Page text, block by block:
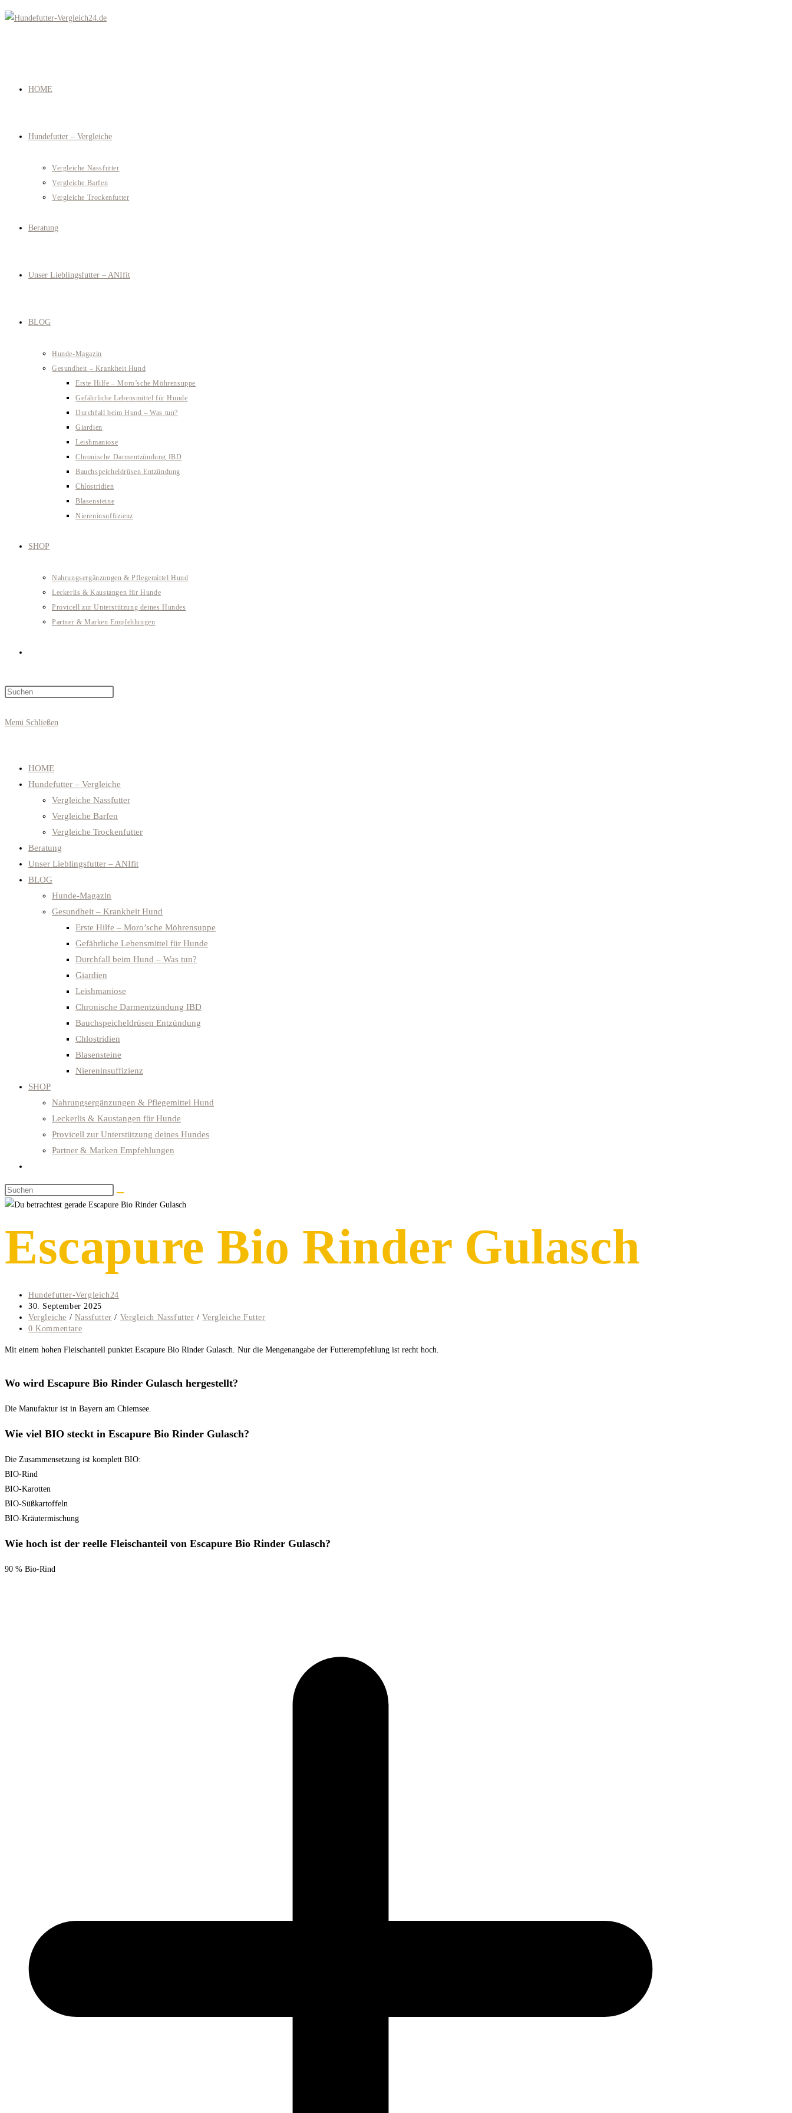
Zum
HOME
Hundefutter – Vergleiche
Vergleiche Nassfutter
Vergleiche Barfen
Vergleiche Trockenfutter
Beratung
Unser Lieblingsfutter – ANIfit
BLOG
Hunde-Magazin
Gesundheit – Krankheit Hund
Erste Hilfe – Moro’sche Möhrensuppe
Gefährliche Lebensmittel für Hunde
Durchfall beim Hund – Was tun?
Giardien
Leishmaniose
Chronische Darmentzündung IBD
Bauchspeicheldrüsen Entzündung
Chlostridien
Blasensteine
Niereninsuffizienz
SHOP
Nahrungsergänzungen & Pflegemittel Hund
Leckerlis & Kaustangen für Hunde
Provicell zur Unterstützung deines Hundes
Partner & Marken Empfehlungen
Suche
panel.
Menü Schließen
HOME
Hundefutter – Vergleiche
Vergleiche Nassfutter
Vergleiche Barfen
Vergleiche Trockenfutter
Beratung
Unser Lieblingsfutter – ANIfit
BLOG
Hunde-Magazin
Gesundheit – Krankheit Hund
Erste Hilfe – Moro’sche Möhrensuppe
Gefährliche Lebensmittel für Hunde
Durchfall beim Hund – Was tun?
Giardien
Leishmaniose
Chronische Darmentzündung IBD
Bauchspeicheldrüsen Entzündung
Chlostridien
Blasensteine
Niereninsuffizienz
SHOP
Nahrungsergänzungen & Pflegemittel Hund
Leckerlis & Kaustangen für Hunde
Provicell zur Unterstützung deines Hundes
Partner & Marken Empfehlungen
umschalten
Diese
Website
Escapure Bio Rinder Gulasch
Beitrags-
Autor:
Hundefutter-Vergleich24
Beitrag
veröffentlicht:
30. September 2025
Beitrags-
Kategorie:
Vergleiche / Nassfutter / Vergleich Nassfutter / Vergleiche Futter
Beitrags-
0 Kommentare
Mit einem hohen Fleischanteil punktet Escapure Bio Rinder Gulasch. Nur die Mengenangabe der Futterempfehlung ist recht hoch.
Wo wird Escapure Bio Rinder Gulasch hergestellt?
Die Manufaktur ist in Bayern am Chiemsee.
Wie viel BIO steckt in Escapure Bio Rinder Gulasch?
Die Zusammensetzung ist komplett BIO:
BIO-Rind
BIO-Karotten
BIO-Süßkartoffeln
BIO-Kräutermischung
Wie hoch ist der reelle Fleischanteil von Escapure Bio Rinder Gulasch?
90 % Bio-Rind